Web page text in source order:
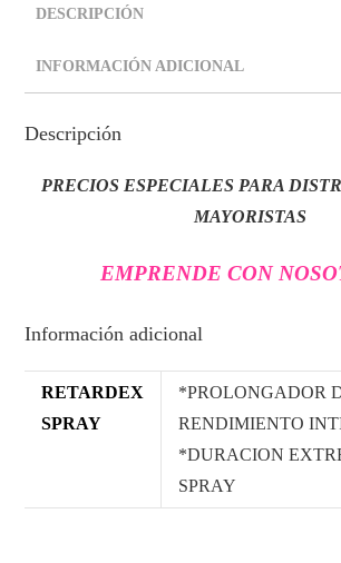
DESCRIPCIÓN
INFORMACIÓN ADICIONAL
Descripción
PRECIOS ESPECIALES PARA
MAYORISTAS
EMPRENDE CON
Información adicional
RETARDEX
SPRAY
*PROLONGADOR
RENDIMIENTO
*DURACION
SPRAY